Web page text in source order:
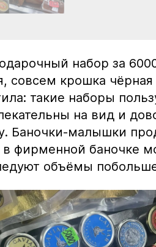
набор за
совсем крошка чёрная
такие наборы
на вид и
Баночки-малышки
фирменной баночке
объёмы